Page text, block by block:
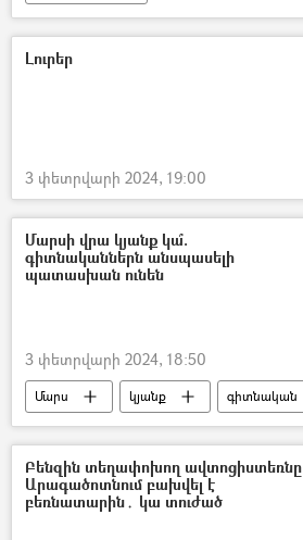
էլեկտրոնային ծառայություններ
փաստաբան
Լուրեր
3 փետրվարի 2024, 19:00
Մարսի վրա կյանք կա՞.
գիտնականներն անսպասելի
պատասխան ունեն
3 փետրվարի 2024, 18:50
Մարս կյանք գիտնական
Բենզին տեղափոխող ավտոցիստեռնը
Արագածոտնում բախվել է
բեռնատարին․ կա տուժած